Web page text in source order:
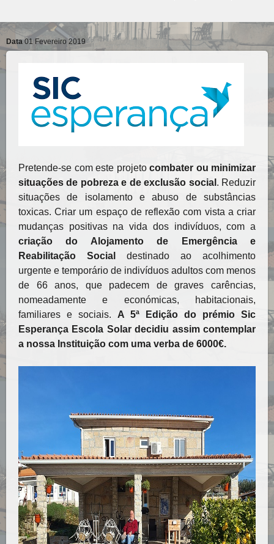
Data01 Fevereiro 2019
Pretende-se com este projeto combater ou minimizar
situações de pobreza e de exclusão social . Reduzir
situações de isolamento e abuso de substâncias
toxicas. Criar um espaço de reflexão com vista a criar
mudanças positivas na vida dos indivíduos, com a
criação do Alojamento de Emergência e
Reabilitação Social
destinado ao acolhimento
urgente e temporário de indivíduos adultos com menos
de 66 anos, que padecem de graves carências,
nomeadamente e económicas, habitacionais,
familiares e sociais. A 5ª Edição do prémio Sic
Esperança Escola Solar decidiu assim contemplar
a nossa Instituição com uma verba de 6000€.